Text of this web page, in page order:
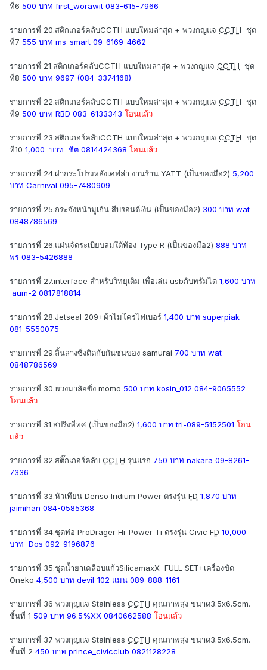
ที่6 500 บาท first_worawit 083-615-7966
รายการที่ 20.สติกเกอร์คลับCCTH แบบใหม่ล่าสุด + พวงกญแจ CCTH ชุด
ที่7 555 บาท ms_smart 09-6169-4662
รายการที่ 21.สติกเกอร์คลับCCTH แบบใหม่ล่าสุด + พวงกญแจ CCTH ชุด
ที่8 500 บาท 9697 (084-3374168)
รายการที่ 22.สติกเกอร์คลับCCTH แบบใหม่ล่าสุด + พวงกญแจ CCTH ชุด
ที่9 500 บาท RBD 083-6133343 โอนแล้ว
รายการที่ 23.สติกเกอร์คลับCCTH แบบใหม่ล่าสุด + พวงกญแจ CCTH ชุด
ที่10 1,000 บาท ชิต 0814424368 โอนแล้ว
รายการที่ 24.ฝากระโปรงหลังเคฟล่า งานร้าน YATT (เป็นของมือ2) 5,200
บาท Carnival 095-7480909
รายการที่ 25.กระจังหน้ามูเก้น สีบรอนด์เงิน (เป็นของมือ2) 300 บาท wat
0848786569
รายการที่ 26.แผ่นจัดระเบียบลมใต้ท้อง Type R (เป็นของมือ2) 888 บาท
พร 083-5426888
รายการที่ 27.interface สำหรับวิทยุเดิม เพื่อเล่น usbกับทรัมได 1,600 บาท
aum-2 0817818814
รายการที่ 28.Jetseal 209+ผ้าไมโครไฟเบอร์ 1,400 บาท superpiak
081-5550075
รายการที่ 29.ลิ้นล่างซิ่งติดกับกันชนของ samurai 700 บาท wat
0848786569
รายการที่ 30.พวงมาลัยซิ่ง momo 500 บาท kosin_012 084-9065552
โอนแล้ว
รายการที่ 31.สปริงพี่ทศ (เป็นของมือ2) 1,600 บาท tri-089-5152501 โอน
แล้ว
รายการที่ 32.สติ๊กเกอร์คลับ CCTH รุ่นแรก 750 บาท nakara 09-8261-
7336
รายการที่ 33.หัวเทียน Denso Iridium Power ตรงรุ่น FD 1,870 บาท
jaimihan 084-0585368
รายการที่ 34.ชุดท่อ ProDrager Hi-Power Ti ตรงรุ่น Civic FD 10,000
บาท Dos 092-9196876
รายการที่ 35.ชุดน้ำยาเคลือบแก้วSilicamaxX FULL SET+เครื่องขัด
Oneko 4,500 บาท devil_102 แมน 089-888-1161
รายการที่ 36 พวงกุญแจ Stainless CCTH คุณภาพสุง ขนาด3.5x6.5cm.
ชิ้นที่ 1 509 บาท 96.5%XX 0840662588 โอนแล้ว
รายการที่ 37 พวงกุญแจ Stainless CCTH คุณภาพสุง ขนาด3.5x6.5cm.
ชิ้นที่ 2 450 บาท prince_civicclub 0821128228